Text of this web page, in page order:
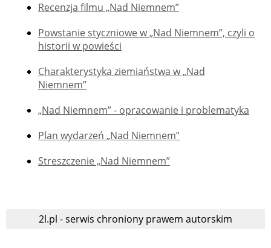
Recenzja filmu „Nad Niemnem”
Powstanie styczniowe w „Nad Niemnem”, czyli o
historii w powieści
Charakterystyka ziemiaństwa w „Nad
Niemnem”
„Nad Niemnem” - opracowanie i problematyka
Plan wydarzeń „Nad Niemnem”
Streszczenie „Nad Niemnem”
2l.pl - serwis chroniony prawem autorskim